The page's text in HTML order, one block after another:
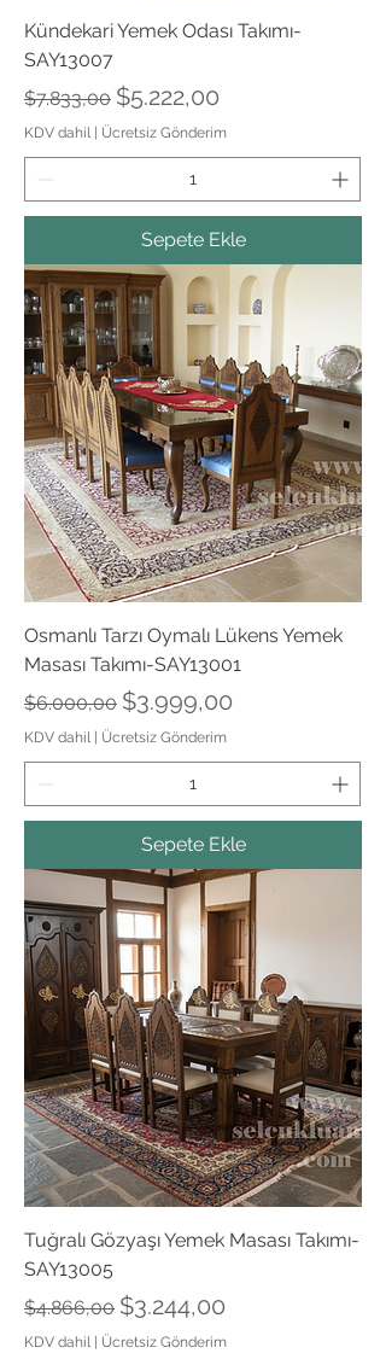
Kündekari Yemek Odası Takımı-
SAY13007
Normal Fiyat
$7.833,00 İndirimli Fiyat
$5.222,00
KDV dahil | Ücretsiz Gönderim
Sepete Ekle
Osmanlı Tarzı Oymalı Lükens Yemek
Masası Takımı-SAY13001
Normal Fiyat
$6.000,00 İndirimli Fiyat
$3.999,00
KDV dahil | Ücretsiz Gönderim
Sepete Ekle
Tuğralı Gözyaşı Yemek Masası Takımı-
SAY13005
Normal Fiyat
$4.866,00 İndirimli Fiyat
$3.244,00
KDV dahil | Ücretsiz Gönderim